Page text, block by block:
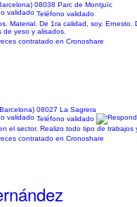
08038 Parc de Montjuïc
Teléfono validado
Material. De 1ra calidad, soy. Ernesto.
de yeso y alisados.
contratado en Cronoshare
08027 La Sagrera
Teléfono validado
el sector. Realizo todo tipo de
contratado en Cronoshare